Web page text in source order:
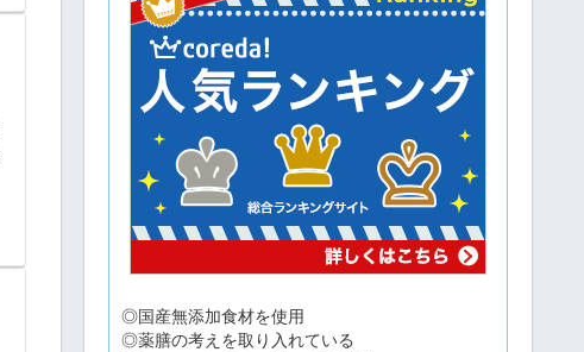
◎国産無添加食材を使用
◎薬膳の考えを取り入れている